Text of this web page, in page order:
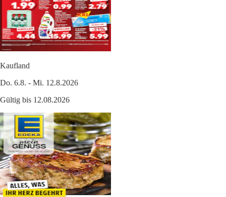
Kaufland
Do. 6.8. - Mi. 12.8.2026
Gültig bis 12.08.2026